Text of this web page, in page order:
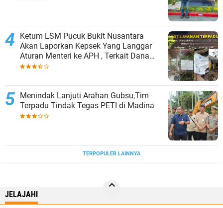
Ketum LSM Pucuk Bukit Nusantara
Akan Laporkan Kepsek Yang Langgar
Aturan Menteri ke APH , Terkait Dana
Revitalisasi Sekolah
Menindak Lanjuti Arahan Gubsu,Tim
Terpadu Tindak Tegas PETI di Madina
TERPOPULER LAINNYA
JELAJAHI